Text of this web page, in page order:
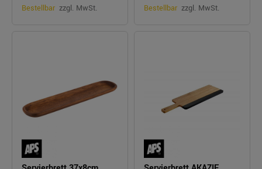
Bestellbar zzgl. MwSt.
Bestellbar zzgl. MwSt.